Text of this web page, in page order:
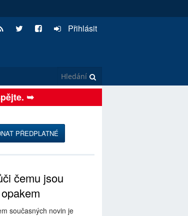
Přihlásit
➥
PŘEDPLATNÉ
čemu jsou
současných novin je